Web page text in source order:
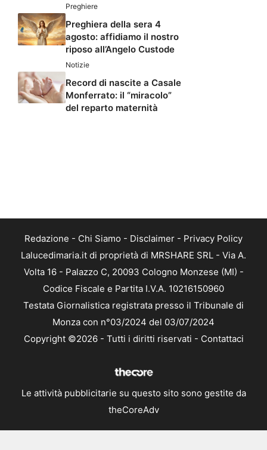
Preghiere
Preghiera della sera 4
agosto: affidiamo il nostro
riposo all’Angelo Custode
Notizie
Record di nascite a Casale
Monferrato: il “miracolo”
del reparto maternità
Redazione - Chi Siamo - Disclaimer - Privacy Policy
Lalucedimaria.it di proprietà di MRSHARE SRL - Via A.
Volta 16 - Palazzo C, 20093 Cologno Monzese (MI) -
Codice Fiscale e Partita I.V.A. 10216150960
Testata Giornalistica registrata presso il Tribunale di
Monza con n°03/2024 del 03/07/2024
Copyright ©2026 - Tutti i diritti riservati - Contattaci
Le attività pubblicitarie su questo sito sono gestite da
theCoreAdv